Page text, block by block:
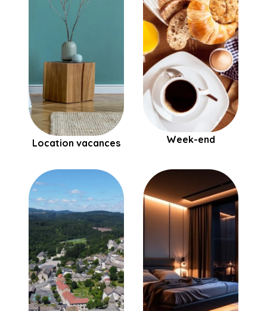
Location vacances Week-end